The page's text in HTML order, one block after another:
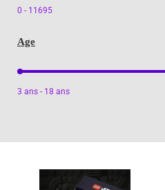
0 - 11695
Age
Age
3 ans - 18 ans